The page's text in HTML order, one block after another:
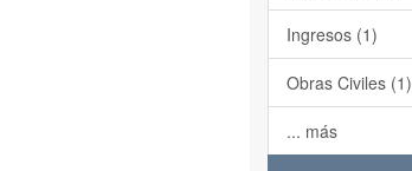
Ingresos (1)
Obras Civiles (1)
... más